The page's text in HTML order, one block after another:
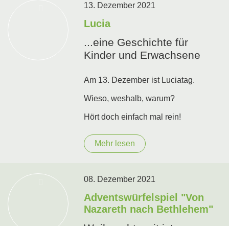
13. Dezember 2021
Lucia
...eine Geschichte für
Kinder und Erwachsene
Am 13. Dezember ist Luciatag.
Wieso, weshalb, warum?
Hört doch einfach mal rein!
Mehr lesen
08. Dezember 2021
Adventswürfelspiel "Von
Nazareth nach Bethlehem"